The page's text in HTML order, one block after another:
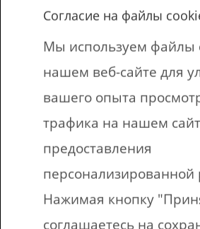
распечатать картинки
Существуют
для кодоскопов.
Кажется, на
можно было печатать
струйном принтере.
пленки для лазерных
также доступны, но их
спрашивать в книжном
Согласие на файлы
Мы используем файлы
нашем веб-сайте для
вашего опыта
трафика на нашем
предоставления
Нажимая кнопку
соглашаетесь на